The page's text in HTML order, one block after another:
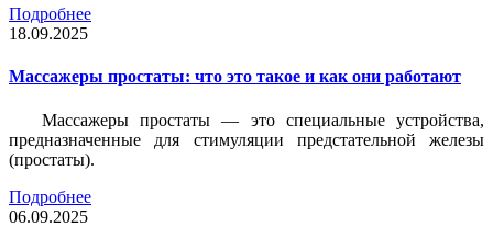
Подробнее
18.09.2025
Массажеры простаты: что это такое и как они работают
Массажеры простаты — это специальные устройства,
предназначенные для стимуляции предстательной железы
(простаты).
Подробнее
06.09.2025